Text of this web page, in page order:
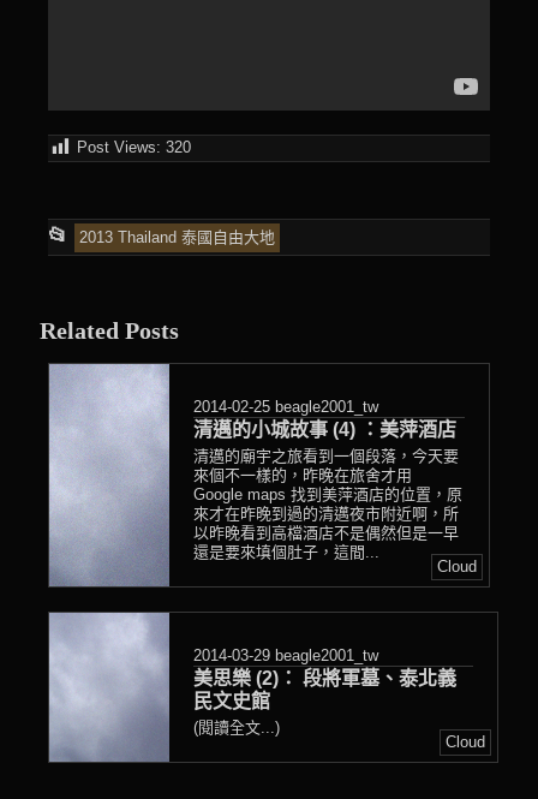
Post Views: 320
📂
This
posted
in
2013 Thailand 泰國自由大地
Related Posts
2014-02-25 beagle2001_tw
清邁的小城故事 (4) ：美萍酒店
清邁的廟宇之旅看到一個段落，今天要
來個不一樣的，昨晚在旅舍才用
Google maps 找到美萍酒店的位置，原
來才在昨晚到過的清邁夜市附近啊，所
以昨晚看到高檔酒店不是偶然但是一早
還是要來填個肚子，這間...
Cloud
2014-03-29 beagle2001_tw
美思樂 (2)： 段將軍墓、泰北義
民文史館
(閱讀全文...)
Cloud